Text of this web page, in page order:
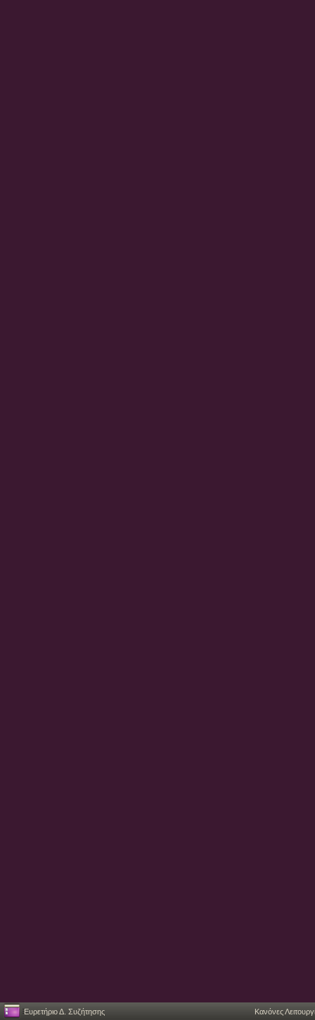
Ευρετήριο Δ. Συζήτησης Κανόνες